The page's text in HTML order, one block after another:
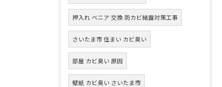
押入れ ベニア 交換 防カビ結露対策工事
さいたま市 住まい カビ臭い
部屋 カビ臭い 原因
壁紙 カビ臭い さいたま市